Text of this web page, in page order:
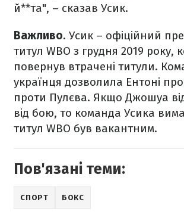
й**та", – сказав Усик.
Важливо. Усик – офіційний
титул WBO з грудня 2019
повернув втрачені титули.
українця дозволила Ентоні
проти Пулєва. Якщо Джошуа
від бою, то команда Усика
титул WBO був вакантним.
Пов'язані теми:
СПОРТ БОКС